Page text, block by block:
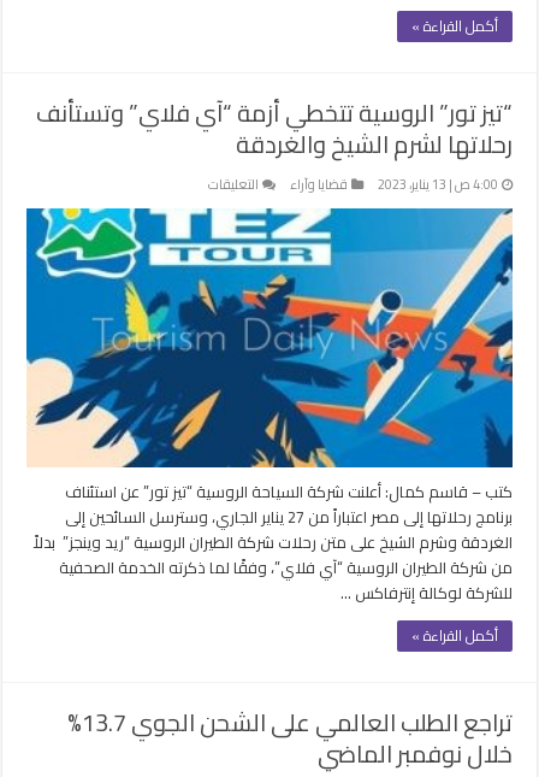
أكمل القراءة »
“تيز تور” الروسية تتخطي أزمة “آي فلاي” وتستأنف
رحلاتها لشرم الشيخ والغردقة
4:00 ص | 13 يناير، 2023 قضايا وآراء التعليقات
“تيز
تور”
الروسية
تتخطي
أزمة
“آي
فلاي”
رحلاتها
لشرم
الشيخ
والغردقة
مغلقة
كتب – قاسم كمال: أعلنت شركة السياحة الروسية “تيز تور” عن استئناف
برنامج رحلاتها إلى مصر اعتباراً من 27 يناير الجاري، وسترسل السائحين إلى
الغردقة وشرم الشيخ على متن رحلات شركة الطيران الروسية “ريد وينجز” بدلاً
من شركة الطيران الروسية “آي فلاي”، وفقًا لما ذكرته الخدمة الصحفية
للشركة لوكالة إنترفاكس …
أكمل القراءة »
تراجع الطلب العالمي على الشحن الجوي 13.7%
خلال نوفمبر الماضي